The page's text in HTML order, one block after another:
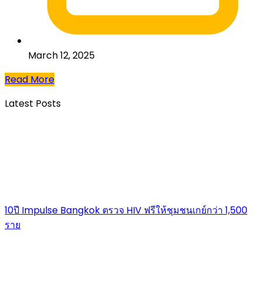
March 12, 2025
Read More
Latest Posts
10ปี Impulse Bangkok ตรวจ HIV ฟรีให้ชุมชนเกย์กว่า 1,500
ราย